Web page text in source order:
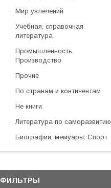
Мир увлечений
Учебная, справочная
литература
Промышленность.
Производство
Прочие
По странам и континентам
Не книги
Литература по саморазвитию
Биографии, мемуары: Спорт
ФИЛЬТРЫ